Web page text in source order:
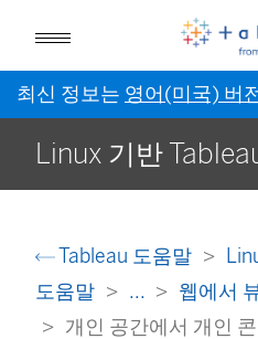
최신 정보는 영어(미국) 버
Linux 기반
Tableau 도움말
도움말
...
웹에서
개인 공간에서 개인